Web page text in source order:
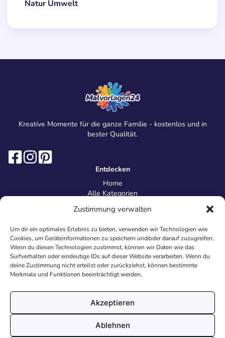
Zustimmung verwalten
Um dir ein optimales Erlebnis zu bieten, verwenden wir Technologien wie
Cookies, um Geräteinformationen zu speichern und/oder darauf zuzugreifen.
Wenn du diesen Technologien zustimmst, können wir Daten wie das
Surfverhalten oder eindeutige IDs auf dieser Website verarbeiten. Wenn du
deine Zustimmung nicht erteilst oder zurückziehst, können bestimmte
Merkmale und Funktionen beeinträchtigt werden.
Akzeptieren
Ablehnen
Natur Umwelt
Kreative Momente für die ganze Familie - kostenlos und in
bester Qualität.
Entdecken
Home
Alle Kategorien
Information
Über uns
Kontakt
Inhaltsrichtlinien
Recht & Datenschutz
Impressum
AGB
Cookies